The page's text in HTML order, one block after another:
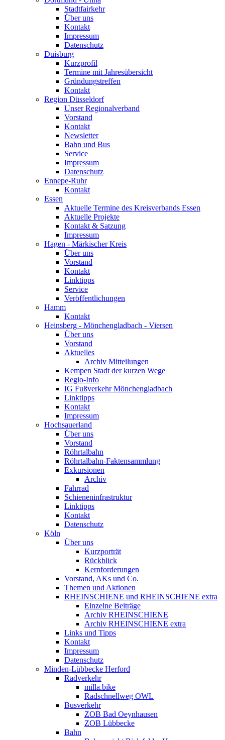
Stadtfairkehr
Über uns
Kontakt
Impressum
Datenschutz
Duisburg
Kurzprofil
Termine mit Jahresübersicht
Gründungstreffen
Kontakt
Region Düsseldorf
Unser Regionalverband
Vorstand
Kontakt
Newsletter
Bahn und Bus
Service
Impressum
Datenschutz
Ennepe-Ruhr
Kontakt
Essen
Aktuelle Termine des Kreisverbands Essen
Aktuelle Projekte
Kontakt & Satzung
Impressum
Hagen - Märkischer Kreis
Über uns
Vorstand
Kontakt
Linktipps
Service
Veröffentlichungen
Hamm
Kontakt
Heinsberg - Mönchengladbach - Viersen
Über uns
Vorstand
Aktuelles
Archiv Mitteilungen
Kempen Stadt der kurzen Wege
Regio-Info
IG Fußverkehr Mönchengladbach
Linktipps
Kontakt
Impressum
Hochsauerland
Über uns
Vorstand
Röhrtalbahn
Röhrtalbahn-Faktensammlung
Exkursionen
Archiv
Fahrrad
Schieneninfrastruktur
Linktipps
Kontakt
Datenschutz
Köln
Über uns
Kurzporträt
Rückblick
Kernforderungen
Vorstand, AKs und Co.
Themen und Aktionen
RHEINSCHIENE und RHEINSCHIENE extra
Einzelne Beiträge
Archiv RHEINSCHIENE
Archiv RHEINSCHIENE extra
Links und Tipps
Kontakt
Impressum
Datenschutz
Minden-Lübbecke Herford
Radverkehr
milla.bike
Radschnellweg OWL
Busverkehr
ZOB Bad Oeynhausen
ZOB Lübbecke
Bahn